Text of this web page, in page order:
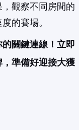
，觀察不同房間的
的賽場。
關鍵連線！立即
準備好迎接大獲